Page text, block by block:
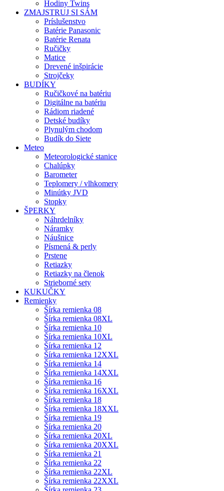
Hodiny Twins
ZMAJSTRUJ SI SÁM
Príslušenstvo
Batérie Panasonic
Batérie Renata
Ručičky
Matice
Drevené inšpirácie
Strojčeky
BUDÍKY
Ručičkové na batériu
Digitálne na batériu
Rádiom riadené
Detské budíky
Plynulým chodom
Budík do Siete
Meteo
Meteorologické stanice
Chalúpky
Barometer
Teplomery / vlhkomery
Minútky JVD
Stopky
ŠPERKY
Náhrdelníky
Náramky
Náušnice
Písmená & perly
Prstene
Retiazky
Retiazky na členok
Strieborné sety
KUKUČKY
Remienky
Šírka remienka 08
Šírka remienka 08XL
Šírka remienka 10
Šírka remienka 10XL
Šírka remienka 12
Šírka remienka 12XXL
Šírka remienka 14
Šírka remienka 14XXL
Šírka remienka 16
Šírka remienka 16XXL
Šírka remienka 18
Šírka remienka 18XXL
Šírka remienka 19
Šírka remienka 20
Šírka remienka 20XL
Šírka remienka 20XXL
Šírka remienka 21
Šírka remienka 22
Šírka remienka 22XL
Šírka remienka 22XXL